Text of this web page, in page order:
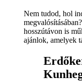
Nem tudod, hol
hosszútávon is
ajánlok, amelyek